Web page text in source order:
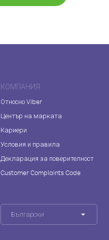
КОМПАНИЯ
Относно Viber
Център на марката
Кариери
Условия и правила
Декларация за поверителност
Customer Complaints Code
Български